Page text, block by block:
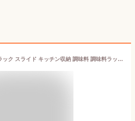
シンク下 収納 伸縮 ラック スライド キッチン収納 調味料 調味料ラック 隙間収納 キッチン 台所 棚 収納棚 1段 おしゃれ シンプル 省スペース 新生活 一人暮らし シンク下引き出し 伸縮棚 シンク下伸縮棚 白 ホワイト シンク下収納 最大幅70 奥行40 アイリスオーヤマ USD-1V